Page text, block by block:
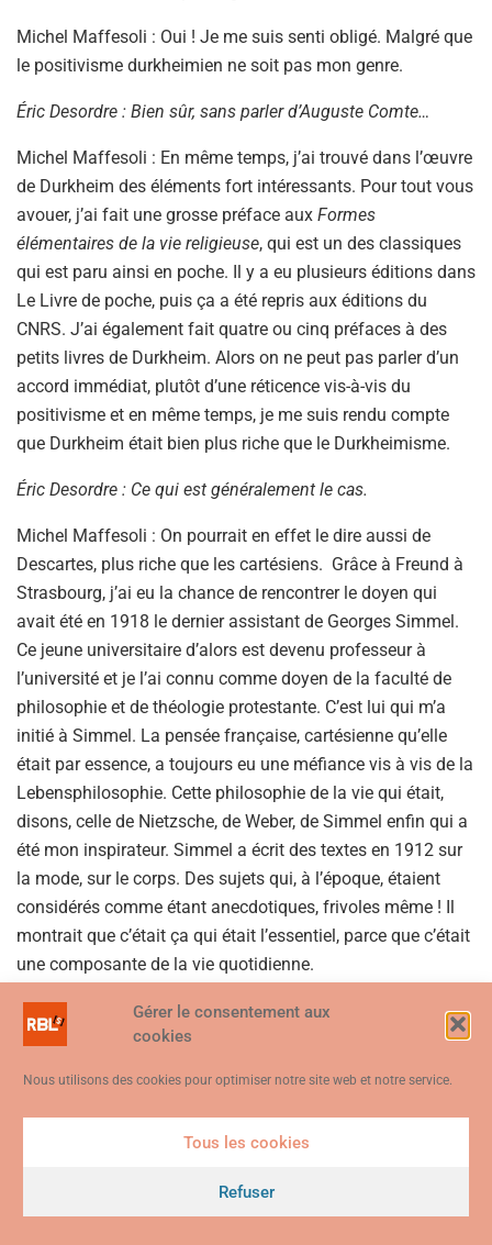
Gérer le consentement aux
cookies
Nous utilisons des cookies pour optimiser notre site web et notre service.
Tous les cookies
Refuser
Michel Maffesoli : Oui ! Je me suis senti obligé. Malgré que
le positivisme durkheimien ne soit pas mon genre.
Éric Desordre : Bien sûr, sans parler d’Auguste Comte…
Michel Maffesoli : En même temps, j’ai trouvé dans l’œuvre
de Durkheim des éléments fort intéressants. Pour tout vous
avouer, j’ai fait une grosse préface aux Formes
élémentaires de la vie religieuse, qui est un des classiques
qui est paru ainsi en poche. Il y a eu plusieurs éditions dans
Le Livre de poche, puis ça a été repris aux éditions du
CNRS. J’ai également fait quatre ou cinq préfaces à des
petits livres de Durkheim. Alors on ne peut pas parler d’un
accord immédiat, plutôt d’une réticence vis-à-vis du
positivisme et en même temps, je me suis rendu compte
que Durkheim était bien plus riche que le Durkheimisme.
Éric Desordre : Ce qui est généralement le cas.
Michel Maffesoli : On pourrait en effet le dire aussi de
Descartes, plus riche que les cartésiens. Grâce à Freund à
Strasbourg, j’ai eu la chance de rencontrer le doyen qui
avait été en 1918 le dernier assistant de Georges Simmel.
Ce jeune universitaire d’alors est devenu professeur à
l’université et je l’ai connu comme doyen de la faculté de
philosophie et de théologie protestante. C’est lui qui m’a
initié à Simmel. La pensée française, cartésienne qu’elle
était par essence, a toujours eu une méfiance vis à vis de la
Lebensphilosophie. Cette philosophie de la vie qui était,
disons, celle de Nietzsche, de Weber, de Simmel enfin qui a
été mon inspirateur. Simmel a écrit des textes en 1912 sur
la mode, sur le corps. Des sujets qui, à l’époque, étaient
considérés comme étant anecdotiques, frivoles même ! Il
montrait que c’était ça qui était l’essentiel, parce que c’était
une composante de la vie quotidienne.
Éric Desordre : Dans les lettres de Nietzsche à sa sœur, à sa
mère, il y a cette dimension très pratique, très anecdotique.
Michel Maffesoli : C’est quand on lit des quantités de
choses de Nietzsche qu’on le comprend véritablement. Cet
attachement au quotidien lui a valu des ennuis de la part
Bâle ou après, que la classe philosophique l’a rejeté
vous consentez à ce que des cookies soient utilisés. Visitez notre
Politique de confidentialité et de cookies. Je suis d'accord